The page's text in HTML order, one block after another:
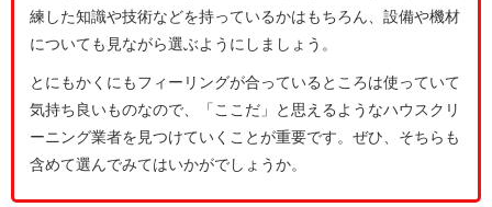
練した知識や技術などを持っているかはもちろん、設備や機材
についても見ながら選ぶようにしましょう。
とにもかくにもフィーリングが合っているところは使っていて
気持ち良いものなので、「ここだ」と思えるようなハウスクリ
ーニング業者を見つけていくことが重要です。ぜひ、そちらも
含めて選んでみてはいかがでしょうか。